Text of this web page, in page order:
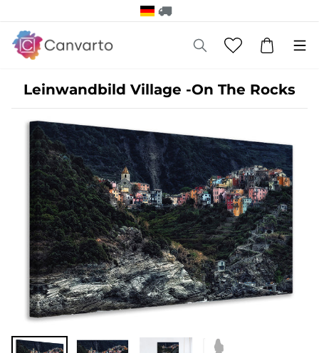
Leinwandbild Village -On The Rocks